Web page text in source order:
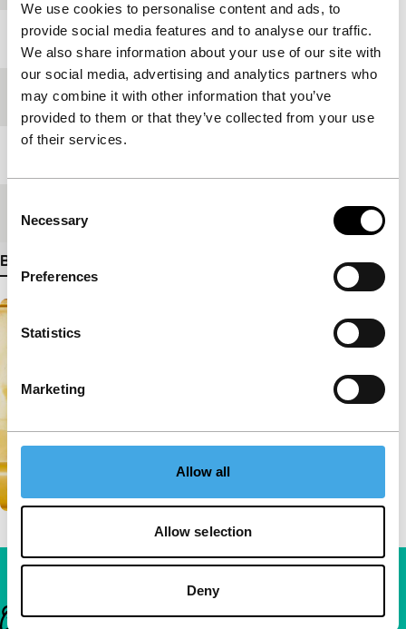
We use cookies to personalise content and ads, to
provide social media features and to analyse our traffic.
We also share information about your use of our site with
our social media, advertising and analytics partners who
may combine it with other information that you’ve
provided to them or that they’ve collected from your use
of their services.
Selection
Necessary
Preferences
Statistics
Marketing
Allow all
Allow selection
Deny
Jaar 2008
Festivaleditie IFFR 2009
Medium/Formaat
Bekijk meer details
Belangrijke links